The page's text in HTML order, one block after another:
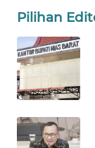
Pilihan
WAHANA
UMKM
WAHANA
SELEB
WAHANA